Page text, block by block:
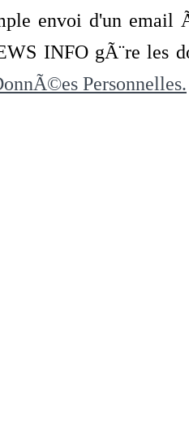
envoi d'un
INFO gÃ¨re les
Personnelles.